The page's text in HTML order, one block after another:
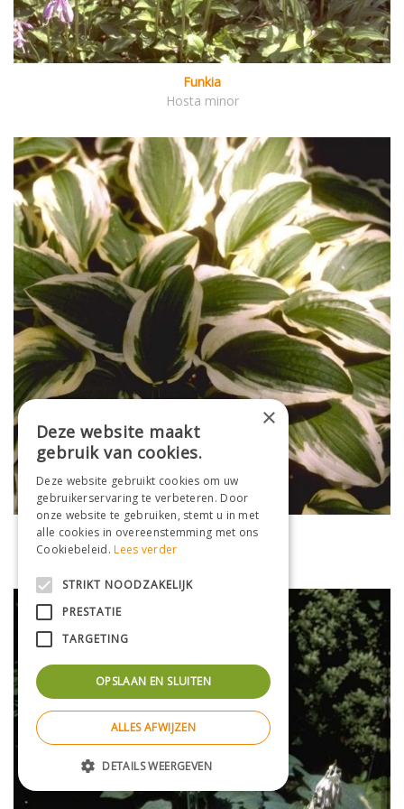
Funkia
Hosta minor
Funkia
Hosta 'Ground Master'
×
Deze website maakt
gebruik van cookies.
Deze website gebruikt cookies om uw
gebruikerservaring te verbeteren. Door
onze website te gebruiken, stemt u in met
alle cookies in overeenstemming met ons
Cookiebeleid.Lees verder
STRIKT NOODZAKELIJK
PRESTATIE
TARGETING
OPSLAAN EN SLUITEN
ALLES AFWIJZEN
DETAILS WEERGEVEN